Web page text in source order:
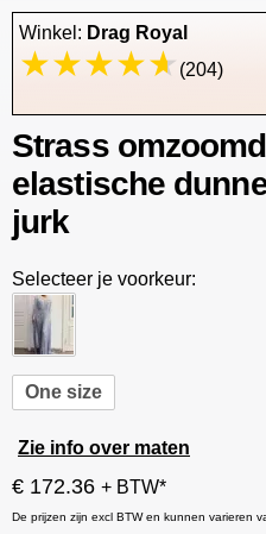
Winkel: Drag Royal
(204)
Strass
elastische
jurk
Selecteer je voorkeur:
One size
Zie info over maten
€ 172.36 + BTW*
De prijzen zijn excl BTW en kunnen varieren